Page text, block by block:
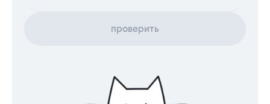
проверить